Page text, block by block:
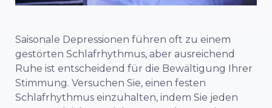
Saisonale Depressionen führen oft zu einem
gestörten Schlafrhythmus, aber ausreichend
Ruhe ist entscheidend für die Bewältigung Ihrer
Stimmung. Versuchen Sie, einen festen
Schlafrhythmus einzuhalten, indem Sie jeden